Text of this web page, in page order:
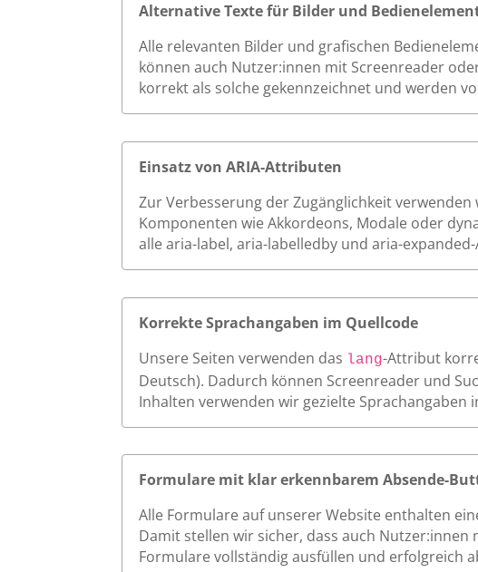
Alternative Texte für Bilder und
Alle relevanten Bilder und grafischen
können auch Nutzer:innen mit Screenreader
korrekt als solche gekennzeichnet und werden
Einsatz von ARIA-Attributen
Zur Verbesserung der Zugänglichkeit
Komponenten wie Akkordeons, Modale oder
alle aria-label, aria-labelledby und aria-
Korrekte Sprachangaben im Quellcode
Unsere Seiten verwenden das lang-Attribut
Deutsch). Dadurch können Screenreader und
Inhalten verwenden wir gezielte
Formulare mit klar erkennbarem Absende-
Alle Formulare auf unserer Website enthalten
Damit stellen wir sicher, dass auch
Formulare vollständig ausfüllen und erfolgreich